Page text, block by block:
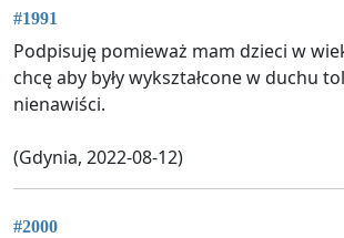
#1991
Podpisuję pomieważ mam dzieci w
chcę aby były wykształcone w duchu
nienawiści.
(Gdynia, 2022-08-12)
#2000